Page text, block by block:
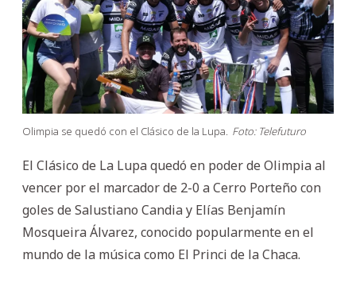
Olimpia se quedó con el Clásico de la Lupa. Foto: Telefuturo
El Clásico de La Lupa quedó en poder de Olimpia al
vencer por el marcador de 2-0 a Cerro Porteño con
goles de Salustiano Candia y Elías Benjamín
Mosqueira Álvarez, conocido popularmente en el
mundo de la música como El Princi de la Chaca.